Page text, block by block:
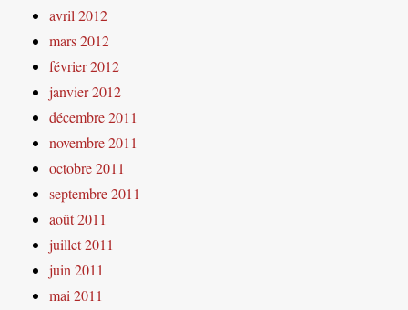
avril 2012
mars 2012
février 2012
janvier 2012
décembre 2011
novembre 2011
octobre 2011
septembre 2011
août 2011
juillet 2011
juin 2011
mai 2011